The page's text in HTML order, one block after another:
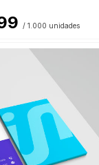
/ 1.000 unidades